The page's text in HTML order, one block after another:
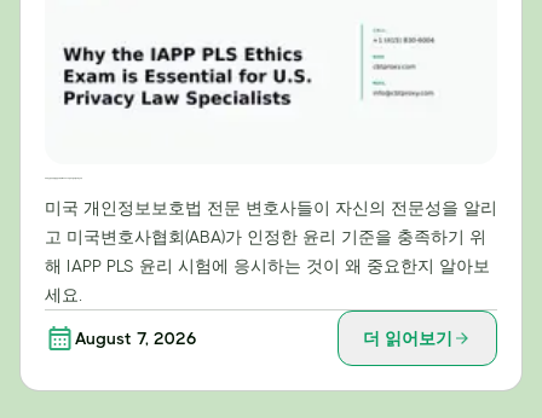
미국 개인정보보호법 전문 변호사들이 자신의 전문성을 알리
고 미국변호사협회(ABA)가 인정한 윤리 기준을 충족하기 위
해 IAPP PLS 윤리 시험에 응시하는 것이 왜 중요한지 알아보
세요.
August 7, 2026 더 읽어보기